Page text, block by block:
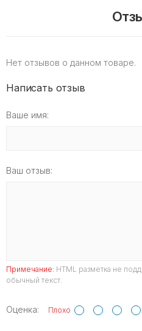
Нет отзывов о данном товаре.
Написать отзыв
Ваше имя:
Ваш отзыв:
Примечание: HTML разметка не
обычный текст.
Оценка: Плохо